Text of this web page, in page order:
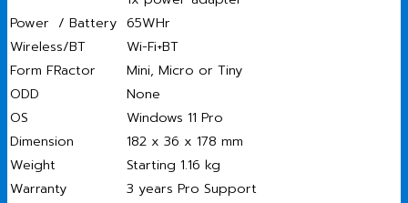
Power / Battery 65WHr
Wireless/BT
Wi-Fi+BT
Form FRactor
Mini, Micro or Tiny
ODD
None
OS
Windows 11 Pro
Dimension
182 x 36 x 178 mm
Weight
Starting 1.16 kg
Warranty
3 years Pro Support